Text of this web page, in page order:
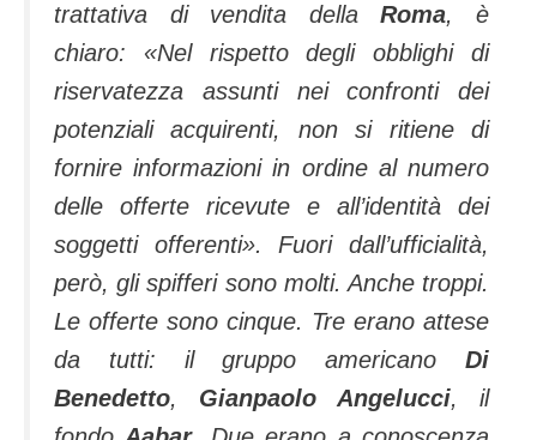
trattativa di vendita dellaRoma, è
chiaro: «Nel rispetto degli obblighi di
riservatezza assunti nei confronti dei
potenziali acquirenti, non si ritiene di
fornire informazioni in ordine al numero
delle offerte ricevute e all’identità dei
soggetti offerenti». Fuori dall’ufficialità,
però, gli spifferi sono molti. Anche troppi.
Le offerte sono cinque. Tre erano attese
da tutti: il gruppo americano Di
Benedetto, Gianpaolo Angelucci, il